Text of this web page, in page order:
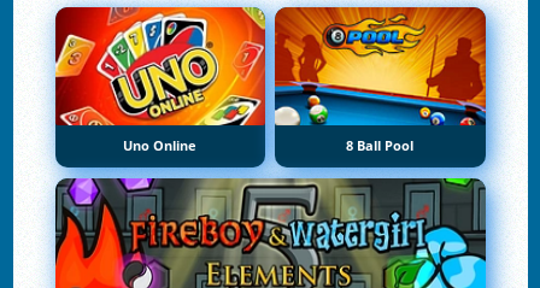
Uno Online 8 Ball Pool